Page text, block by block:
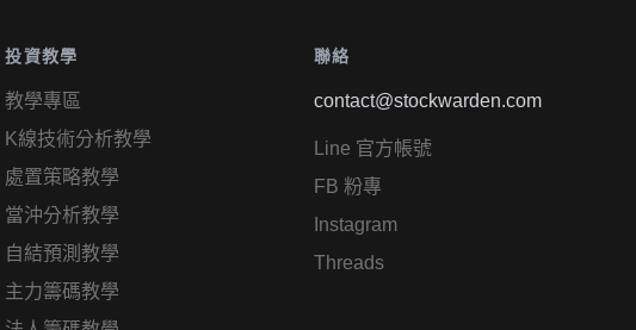
投資教學
教學專區
K線技術分析教學
處置策略教學
當沖分析教學
自結預測教學
主力籌碼教學
聯絡
contact@stockwarden.com
Line 官方帳號
FB 粉專
Instagram
Threads